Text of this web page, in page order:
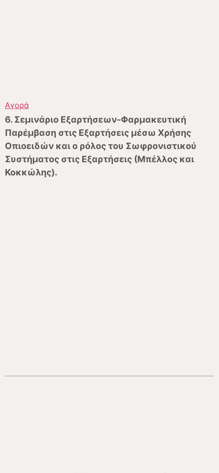
Αγορά
6. Σεμινάριο Εξαρτήσεων-Φαρμακευτική
Παρέμβαση στις Εξαρτήσεις μέσω Χρήσης
Οπιοειδών και ο ρόλος του Σωφρονιστικού
Συστήματος στις Εξαρτήσεις (Μπέλλος και
Κοκκώλης).